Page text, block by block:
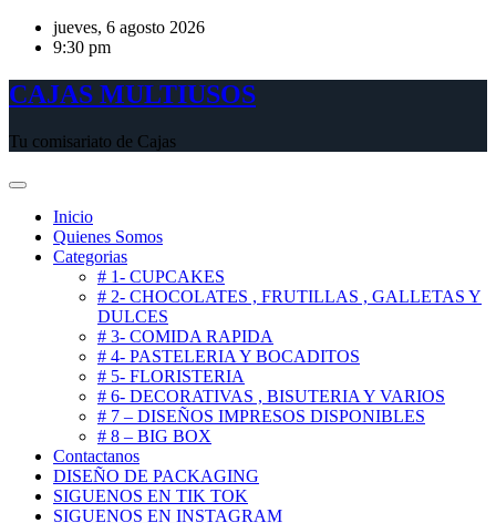
Saltar
jueves, 6 agosto 2026
9:30 pm
CAJAS MULTIUSOS
Tu comisariato de Cajas
Inicio
Quienes Somos
Categorias
# 1- CUPCAKES
# 2- CHOCOLATES , FRUTILLAS , GALLETAS Y
DULCES
# 3- COMIDA RAPIDA
# 4- PASTELERIA Y BOCADITOS
# 5- FLORISTERIA
# 6- DECORATIVAS , BISUTERIA Y VARIOS
# 7 – DISEÑOS IMPRESOS DISPONIBLES
# 8 – BIG BOX
Contactanos
DISEÑO DE PACKAGING
SIGUENOS EN TIK TOK
SIGUENOS EN INSTAGRAM